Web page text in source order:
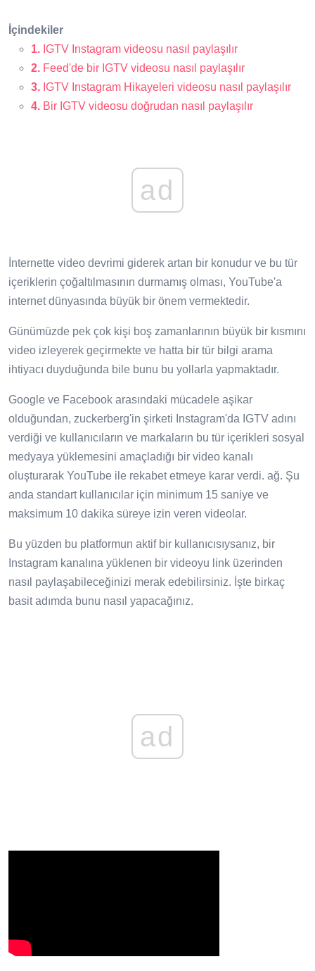
İçindekiler
1. IGTV Instagram videosu nasıl paylaşılır
2. Feed'de bir IGTV videosu nasıl paylaşılır
3. IGTV Instagram Hikayeleri videosu nasıl paylaşılır
4. Bir IGTV videosu doğrudan nasıl paylaşılır
ad
İnternette video devrimi giderek artan bir konudur ve bu tür
içeriklerin çoğaltılmasının durmamış olması, YouTube'a
internet dünyasında büyük bir önem vermektedir.
Günümüzde pek çok kişi boş zamanlarının büyük bir kısmını
video izleyerek geçirmekte ve hatta bir tür bilgi arama
ihtiyacı duyduğunda bile bunu bu yollarla yapmaktadır.
Google ve Facebook arasındaki mücadele aşikar
olduğundan, zuckerberg'in şirketi Instagram'da IGTV adını
verdiği ve kullanıcıların ve markaların bu tür içerikleri sosyal
medyaya yüklemesini amaçladığı bir video kanalı
oluşturarak YouTube ile rekabet etmeye karar verdi. ağ. Şu
anda standart kullanıcılar için minimum 15 saniye ve
maksimum 10 dakika süreye izin veren videolar.
Bu yüzden bu platformun aktif bir kullanıcısıysanız, bir
Instagram kanalına yüklenen bir videoyu link üzerinden
nasıl paylaşabileceğinizi merak edebilirsiniz. İşte birkaç
basit adımda bunu nasıl yapacağınız.
ad